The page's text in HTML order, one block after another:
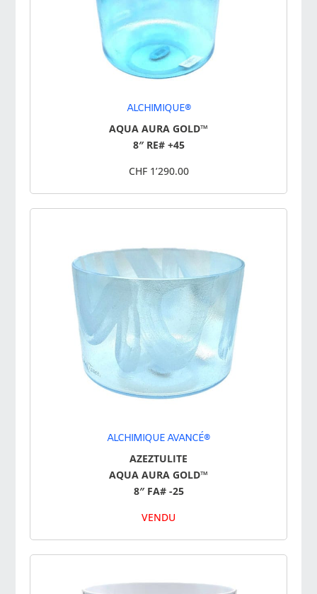
ALCHIMIQUE®
AQUA AURA GOLD™
8″ RE# +45
CHF 1’290.00
ALCHIMIQUE AVANCÉ®
AZEZTULITE
AQUA AURA GOLD™
8″ FA# -25
VENDU